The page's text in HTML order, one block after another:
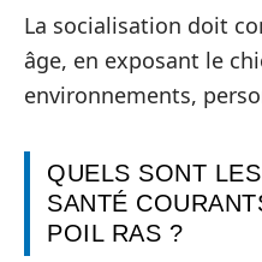
La socialisation doit
âge, en exposant le
environnements,
QUELS SONT
SANTÉ
POIL RAS ?